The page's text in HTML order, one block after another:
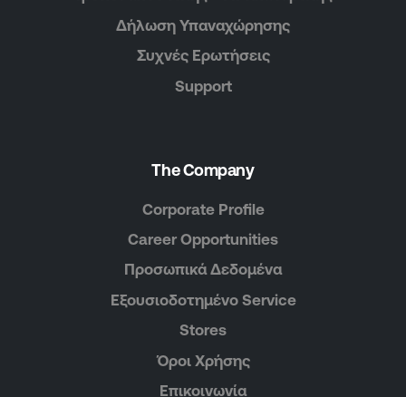
Δήλωση Υπαναχώρησης
Συχνές Ερωτήσεις
Support
The Company
Corporate Profile
Career Opportunities
Προσωπικά Δεδομένα
Εξουσιοδοτημένο Service
Stores
Όροι Χρήσης
Επικοινωνία